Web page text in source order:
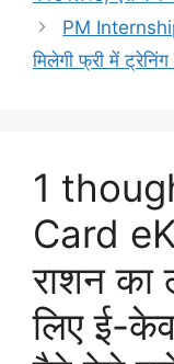
PM
मिलेगी फ्री में
1
Card
राशन का
लिए ई-